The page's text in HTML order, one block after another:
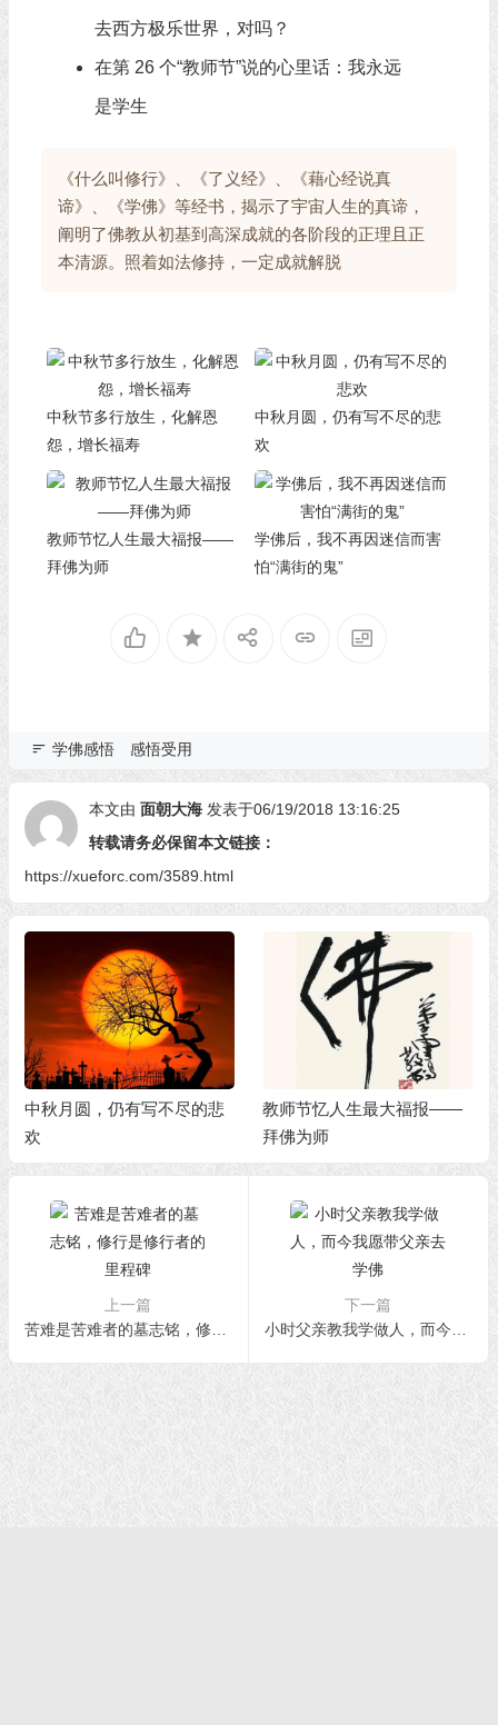
去西方极乐世界，对吗？
在第 26 个“教师节”说的心里话：我永远
是学生
《什么叫修行》、《了义经》、《藉心经说真
谛》、《学佛》等经书，揭示了宇宙人生的真谛，
阐明了佛教从初基到高深成就的各阶段的正理且正
本清源。照着如法修持，一定成就解脱
中秋节多行放生，化解恩
怨，增长福寿
中秋月圆，仍有写不尽的悲
欢
教师节忆人生最大福报——
拜佛为师
学佛后，我不再因迷信而害
怕“满街的鬼”
学佛感悟 感悟受用
本文由 面朝大海 发表于06/19/2018 13:16:25
转载请务必保留本文链接：
https://xueforc.com/3589.html
中秋月圆，仍有写不尽的悲
欢
教师节忆人生最大福报——
拜佛为师
上一篇
苦难是苦难者的墓志铭，修行是修行者的里程碑
下一篇
小时父亲教我学做人，而今我愿带父亲去学佛